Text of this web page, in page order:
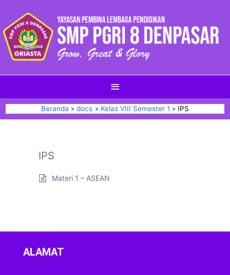
Beranda docs Kelas VIII Semester 1 IPS
IPS
Materi 1 – ASEAN
ALAMAT